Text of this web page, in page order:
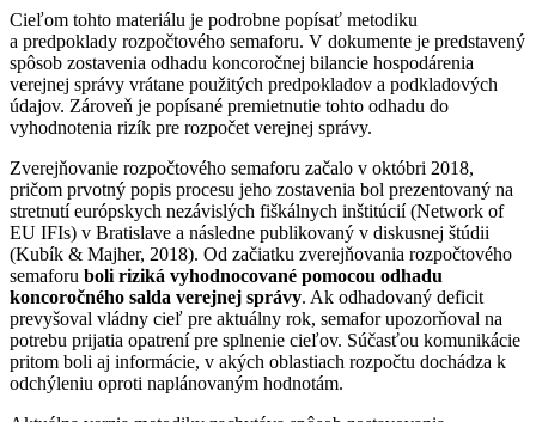
Cieľom tohto materiálu je podrobne popísať metodiku
a predpoklady rozpočtového semaforu. V dokumente je predstavený
spôsob zostavenia odhadu koncoročnej bilancie hospodárenia
verejnej správy vrátane použitých predpokladov a podkladových
údajov. Zároveň je popísané premietnutie tohto odhadu do
vyhodnotenia rizík pre rozpočet verejnej správy.
Zverejňovanie rozpočtového semaforu začalo v októbri 2018,
pričom prvotný popis procesu jeho zostavenia bol prezentovaný na
stretnutí európskych nezávislých fiškálnych inštitúcií (Network of
EU IFIs) v Bratislave a následne publikovaný v diskusnej štúdii
(Kubík & Majher, 2018). Od začiatku zverejňovania rozpočtového
semaforu boli riziká vyhodnocované pomocou odhadu
koncoročného salda verejnej správy. Ak odhadovaný deficit
prevyšoval vládny cieľ pre aktuálny rok, semafor upozorňoval na
potrebu prijatia opatrení pre splnenie cieľov. Súčasťou komunikácie
pritom boli aj informácie, v akých oblastiach rozpočtu dochádza k
odchýleniu oproti naplánovaným hodnotám.